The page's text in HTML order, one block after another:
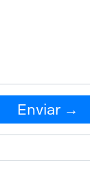
Enviar →